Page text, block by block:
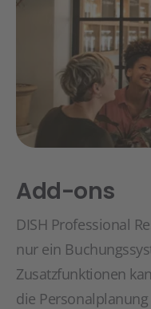
Add-ons
DISH Professional
nur ein
Zusatzfunktionen
die